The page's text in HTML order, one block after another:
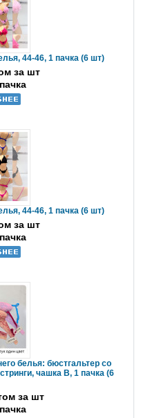
44-46, 1 пачка (6 шт)
за шт
пачка
44-46, 1 пачка (6 шт)
за шт
пачка
белья: бюстгальтер со
чашка B, 1 пачка (6
за шт
пачка